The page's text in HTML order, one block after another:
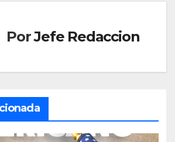
PorJefe Redaccion